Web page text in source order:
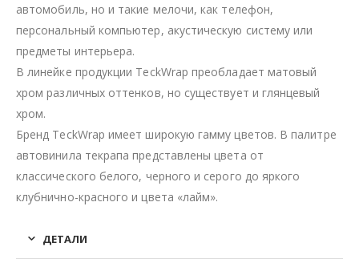
автомобиль, но и такие мелочи, как телефон,
персональный компьютер, акустическую систему или
предметы интерьера.
В линейке продукции TeckWrap преобладает матовый
хром различных оттенков, но существует и глянцевый
хром.
Бренд TeckWrap имеет широкую гамму цветов. В палитре
автовинила текрапа представлены цвета от
классического белого, черного и серого до яркого
клубнично-красного и цвета «лайм».
ДЕТАЛИ